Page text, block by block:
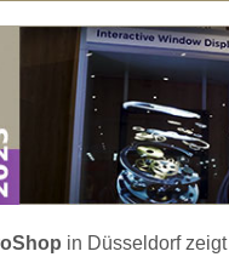
in Düsseldorf zeigt